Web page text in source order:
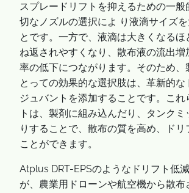
スプレードリフトを抑えるための一般
切なノズルの選択によ り液滴サイズ
とです。一方で、液滴は大きくなる
ね返されやすくなり、散布液の流出増
率の低下につながります。そのため、
とっての効果的な選択肢は、革新的な
ジュバントを添加することです。これ
トは、製剤に組み込んだり、タンクミ
りすることで、散布の質を高め、ドリ
ことができます。
Atplus DRT-EPSのようなドリフト低
が、農業用ドローンや航空機から散布